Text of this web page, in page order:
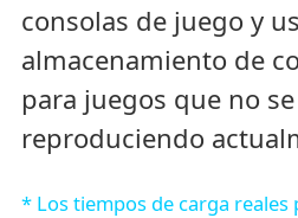
consolas de juego y
almacenamiento de
para juegos que no
reproduciendo
* Los tiempos de carga reales